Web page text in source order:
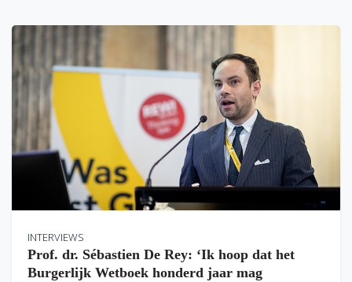
INTERVIEWS
Prof. dr. Sébastien De Rey: ‘Ik hoop dat het
Burgerlijk Wetboek honderd jaar mag